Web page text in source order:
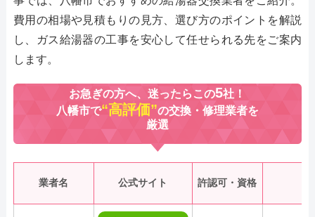
費用の相場や見積もりの見方、選び方のポイントを解説
し、ガス給湯器の工事を安心して任せられる先をご案内
します。
お急ぎの方へ、迷ったらこの5社！
八幡市で“高評価”の交換・修理業者を
厳選
業者名 公式サイト 許認可・資格